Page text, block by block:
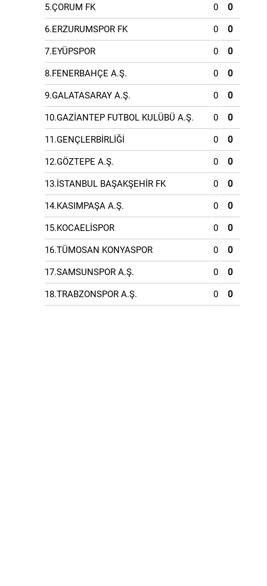
5.ÇORUM FK 0 0
6.ERZURUMSPOR FK 0 0
7.EYÜPSPOR 0 0
8.FENERBAHÇE A.Ş. 0 0
9.GALATASARAY A.Ş. 0 0
10.GAZİANTEP FUTBOL KULÜBÜ A.Ş. 0 0
11.GENÇLERBİRLİĞİ 0 0
12.GÖZTEPE A.Ş. 0 0
13.İSTANBUL BAŞAKŞEHİR FK 0 0
14.KASIMPAŞA A.Ş. 0 0
15.KOCAELİSPOR 0 0
16.TÜMOSAN KONYASPOR 0 0
17.SAMSUNSPOR A.Ş. 0 0
18.TRABZONSPOR A.Ş. 0 0